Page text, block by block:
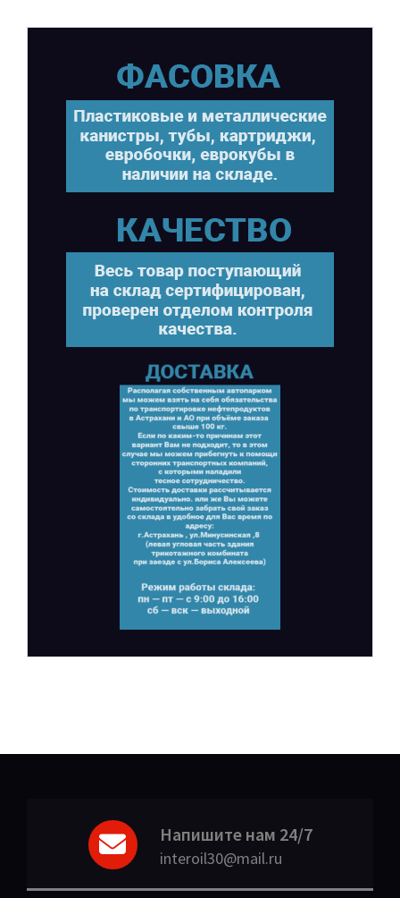
Напишите нам 24/7
interoil30@mail.ru